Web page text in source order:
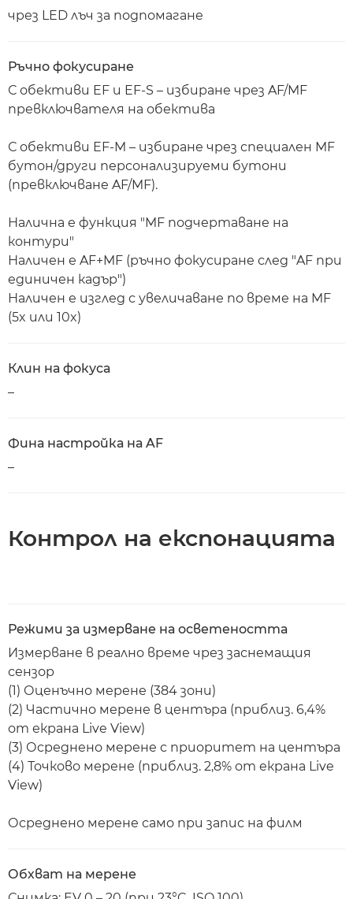
чрез LED лъч за подпомагане
Ръчно фокусиране
С обективи EF и EF-S – избиране чрез AF/MF
превключвателя на обектива
С обективи EF-M – избиране чрез специален MF
бутон/други персонализируеми бутони
(превключване AF/MF).
Налична е функция "MF подчертаване на
контури"
Наличен е AF+MF (ръчно фокусиране след "AF при
единичен кадър")
Наличен е изглед с увеличаване по време на MF
(5x или 10x)
Клин на фокуса
–
Фина настройка на AF
–
Контрол на експонацията
Режими за измерване на осветеността
Измерване в реално време чрез заснемащия
сензор
(1) Оценъчно мерене (384 зони)
(2) Частично мерене в центъра (приблиз. 6,4%
от екрана Live View)
(3) Осреднено мерене с приоритет на центъра
(4) Точково мерене (приблиз. 2,8% от екрана Live
View)
Осреднено мерене само при запис на филм
Обхват на мерене